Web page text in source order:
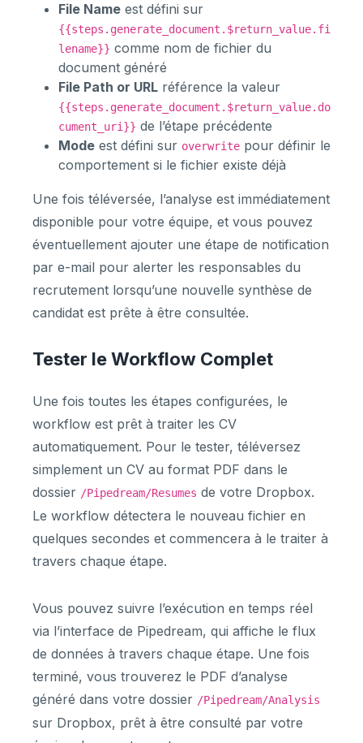
File Name est défini sur
{{steps.generate_document.$return_value.fi
lename}} comme nom de fichier du
document généré
File Path or URL référence la valeur
{{steps.generate_document.$return_value.do
cument_uri}} de l’étape précédente
Mode est défini sur overwrite pour définir le
comportement si le fichier existe déjà
Une fois téléversée, l’analyse est immédiatement
disponible pour votre équipe, et vous pouvez
éventuellement ajouter une étape de notification
par e-mail pour alerter les responsables du
recrutement lorsqu’une nouvelle synthèse de
candidat est prête à être consultée.
Tester le Workflow Complet
Une fois toutes les étapes configurées, le
workflow est prêt à traiter les CV
automatiquement. Pour le tester, téléversez
simplement un CV au format PDF dans le
dossier /Pipedream/Resumes de votre Dropbox.
Le workflow détectera le nouveau fichier en
quelques secondes et commencera à le traiter à
travers chaque étape.
Vous pouvez suivre l’exécution en temps réel
via l’interface de Pipedream, qui affiche le flux
de données à travers chaque étape. Une fois
terminé, vous trouverez le PDF d’analyse
généré dans votre dossier /Pipedream/Analysis
sur Dropbox, prêt à être consulté par votre